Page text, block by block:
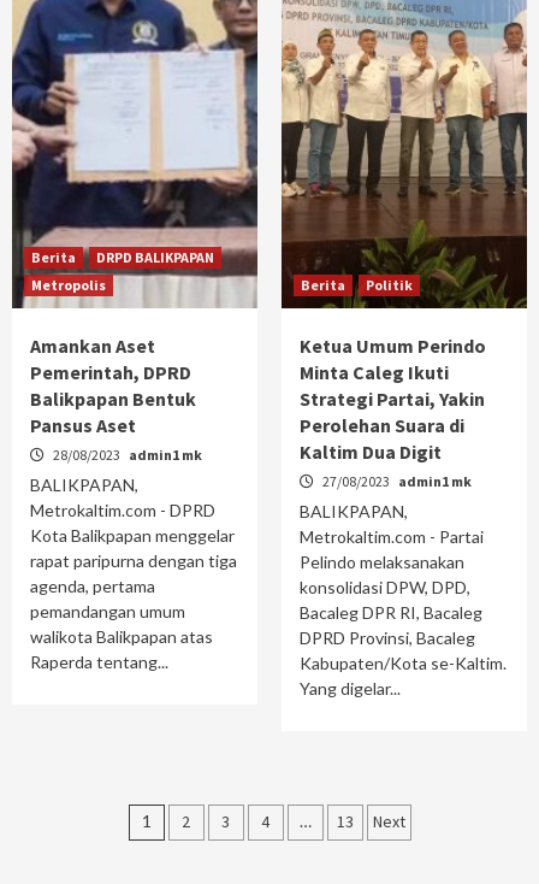
Berita
DRPD BALIKPAPAN
Metropolis
Amankan Aset
Pemerintah, DPRD
Balikpapan Bentuk
Pansus Aset
28/08/2023 admin1 mk
BALIKPAPAN,
Metrokaltim.com - DPRD
Kota Balikpapan menggelar
rapat paripurna dengan tiga
agenda, pertama
pemandangan umum
walikota Balikpapan atas
Raperda tentang...
Berita Politik
Ketua Umum Perindo
Minta Caleg Ikuti
Strategi Partai, Yakin
Perolehan Suara di
Kaltim Dua Digit
27/08/2023 admin1 mk
BALIKPAPAN,
Metrokaltim.com - Partai
Pelindo melaksanakan
konsolidasi DPW, DPD,
Bacaleg DPR RI, Bacaleg
DPRD Provinsi, Bacaleg
Kabupaten/Kota se-Kaltim.
Yang digelar...
Paginasi
1 2 3 4 … 13 Next